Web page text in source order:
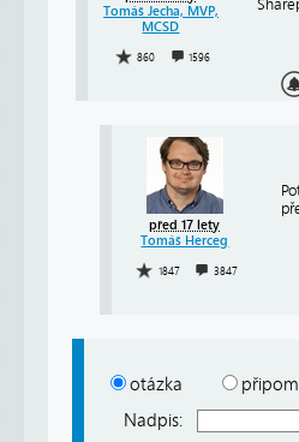
Tomáš Jecha, MVP,
MCSD
860 1596
před 17 lety
Tomáš Herceg
1847 3847
otázka
Nadpis: